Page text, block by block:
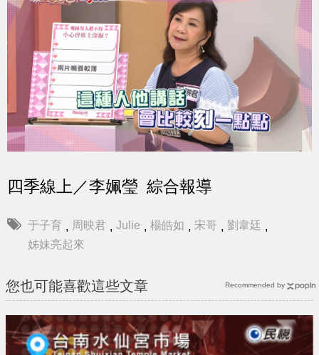
四季線上／李姵瑩 綜合報導
于子育 , 周映君 , Julie , 楊皓如 , 宋哥 , 劉韋廷 ,
姊妹亮起來
您也可能喜歡這些文章 Recommended by